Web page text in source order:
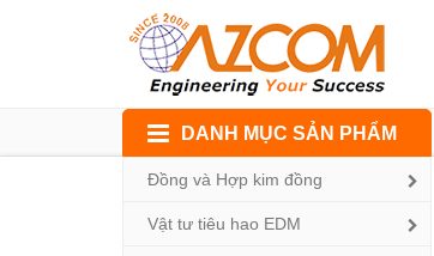
content
DANH MỤC SẢN PHẨM
Đồng và Hợp kim đồng
Vật tư tiêu hao EDM